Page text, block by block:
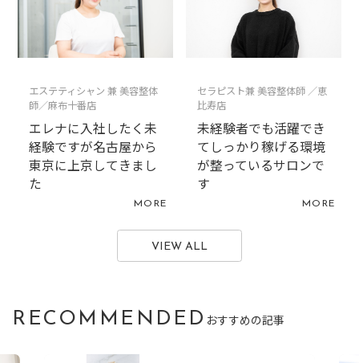
エステティシャン 兼 美容整体
師／麻布十番店
エレナに入社したく未
経験ですが名古屋から
東京に上京してきまし
た
MORE
セラピスト兼 美容整体師 ／恵
比寿店
未経験者でも活躍でき
てしっかり稼げる環境
が整っているサロンで
す
MORE
VIEW ALL
RECOMMENDED おすすめの記事